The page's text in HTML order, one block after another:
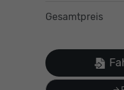
Gesamtpreis